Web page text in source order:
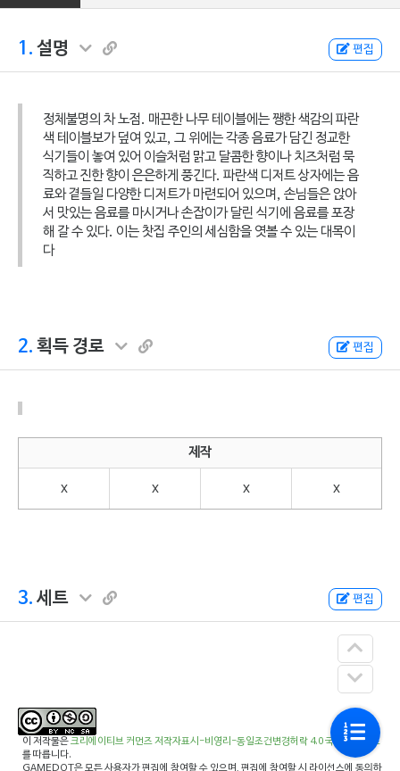
1. 설명 편집
정체불명의 차 노점. 매끈한 나무 테이블에는 쨍한 색감의 파란
색 테이블보가 덮여 있고, 그 위에는 각종 음료가 담긴 정교한
식기들이 놓여 있어 이슬처럼 맑고 달콤한 향이나 치즈처럼 묵
직하고 진한 향이 은은하게 풍긴다. 파란색 디저트 상자에는 음
료와 곁들일 다양한 디저트가 마련되어 있으며, 손님들은 앉아
서 맛있는 음료를 마시거나 손잡이가 달린 식기에 음료를 포장
해 갈 수 있다. 이는 찻집 주인의 세심함을 엿볼 수 있는 대목이
다
2. 획득 경로 편집
제작
x x x x
3. 세트 편집
이 저작물은크리에이티브 커먼즈 저작자표시-비영리-동일조건변경허락 4.0 국제 라이선스
를 따릅니다.
GAMEDOT은 모든 사용자가 편집에 참여할 수 있으며, 편집에 참여할 시 라이선스에 동의하